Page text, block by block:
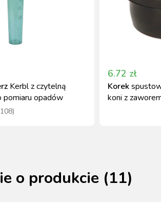
Kerbl z czytelną
pomiaru opadów
108)
6.72 zł
Korek
koni z
o produkcie (11)